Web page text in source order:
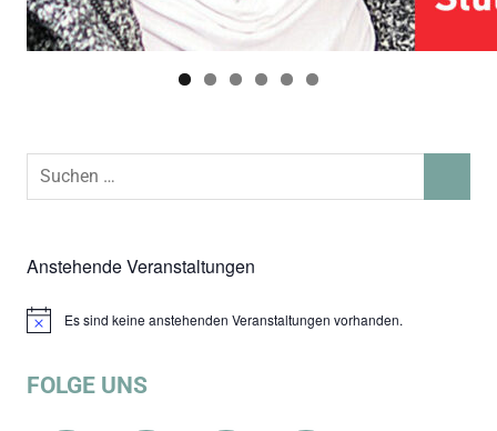
Suchen
Anstehende Veranstaltungen
HinweisEs sind keine anstehenden Veranstaltungen vorhanden.
FOLGE UNS